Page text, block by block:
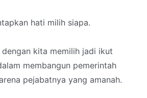
hati milih siapa.
dengan kita memilih jadi ikut
membangun pemerintah
pejabatnya yang amanah.